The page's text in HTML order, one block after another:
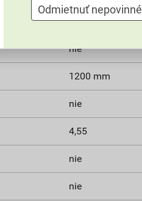
nie
nie
1200 mm
nie
4,55
nie
nie
Odmietnuť nepovinné